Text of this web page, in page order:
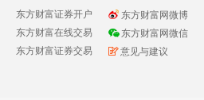
东方财富证券开户
东方财富在线交易
东方财富证券交易
东方财富网微博
东方财富网微信
意见与建议